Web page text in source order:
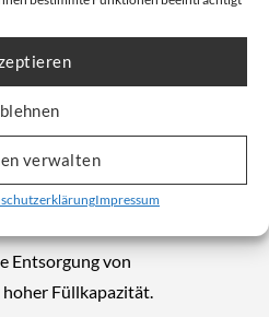
verwalten
Impressum
Abfällen oder
Entsorgung
Für eine effiziente
Entsorgung von
Füllkapazität.